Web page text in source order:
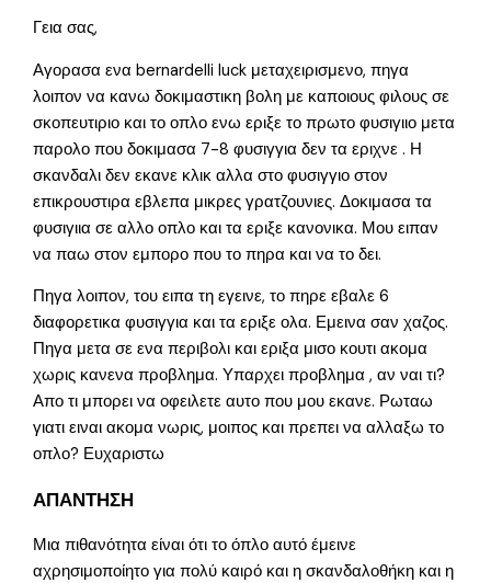
Γεια σας,
Αγορασα ενα bernardelli luck μεταχειρισμενο, πηγα
λοιπον να κανω δοκιμαστικη βολη με καποιους φιλους σε
σκοπευτιριο και το οπλο ενω εριξε το πρωτο φυσιγιιο μετα
παρολο που δοκιμασα 7-8 φυσιγγια δεν τα εριχνε . Η
σκανδαλι δεν εκανε κλικ αλλα στο φυσιγγιο στον
επικρουστιρα εβλεπα μικρες γρατζουνιες. Δοκιμασα τα
φυσιγιια σε αλλο οπλο και τα εριξε κανονικα. Μου ειπαν
να παω στον εμπορο που το πηρα και να το δει.
Πηγα λοιπον, του ειπα τη εγεινε, το πηρε εβαλε 6
διαφορετικα φυσιγγια και τα εριξε ολα. Εμεινα σαν χαζος.
Πηγα μετα σε ενα περιβολι και εριξα μισο κουτι ακομα
χωρις κανενα προβλημα. Υπαρχει προβλημα , αν ναι τι?
Απο τι μπορει να οφειλετε αυτο που μου εκανε. Ρωταω
γιατι ειναι ακομα νωρις, μοιπος και πρεπει να αλλαξω το
οπλο? Ευχαριστω
ΑΠΑΝΤΗΣΗ
Μια πιθανότητα είναι ότι το όπλο αυτό έμεινε
αχρησιμοποίητο για πολύ καιρό και η σκανδαλοθήκη και η